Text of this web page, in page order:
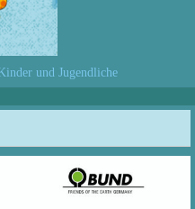
und Jugendliche